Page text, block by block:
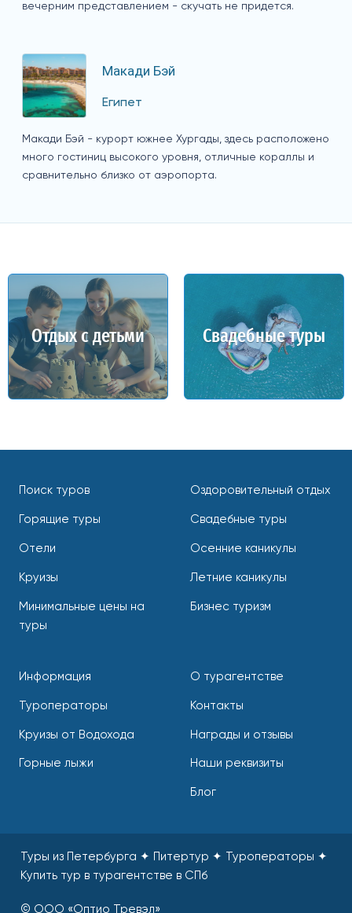
вечерним представлением - скучать не придется.
Макади Бэй
Египет
Макади Бэй - курорт южнее Хургады, здесь расположено
много гостиниц высокого уровня, отличные кораллы и
сравнительно близко от аэропорта.
Отдых с детьми Свадебные туры
Поиск туров
Горящие туры
Отели
Круизы
Минимальные цены на
туры
Оздоровительный отдых
Свадебные туры
Осенние каникулы
Летние каникулы
Бизнес туризм
Информация
Туроператоры
Круизы от Водохода
Горные лыжи
О турагентстве
Контакты
Награды и отзывы
Наши реквизиты
Блог
Туры из Петербурга ✦ Питертур ✦ Туроператоры ✦
Купить тур в турагентстве в СПб
© ООО «Оптио Тревэл»